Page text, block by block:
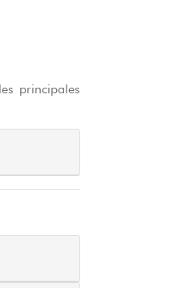
principales